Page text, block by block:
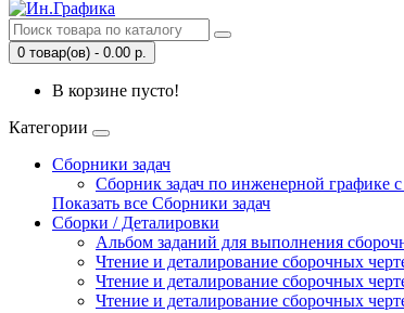
0 товар(ов) - 0.00 р.
В корзине пусто!
Категории
Сборники задач
Сборник задач по инженерной
Показать все Сборники задач
Сборки / Деталировки
Альбом заданий для выполнения
Чтение и деталирование сборочных
Чтение и деталирование сборочных
Чтение и деталирование сборочных